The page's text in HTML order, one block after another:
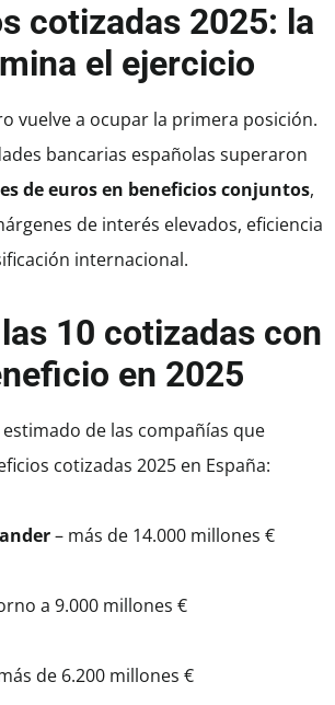
cotizadas 2025: la
el ejercicio
vuelve a ocupar la primera posición.
bancarias españolas superaron
de euros en beneficios conjuntos,
de interés elevados, eficiencia
internacional.
10 cotizadas con
en 2025
de las compañías que
cotizadas 2025 en España:
– más de 14.000 millones €
a 9.000 millones €
de 6.200 millones €